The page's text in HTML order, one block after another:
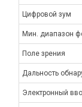
НОВИНКА
Линейка лучшей в
от «Сваровски
моделью –
Цифровой зум
Мин. диапазон
Поле зрения
Дальность
Электронный